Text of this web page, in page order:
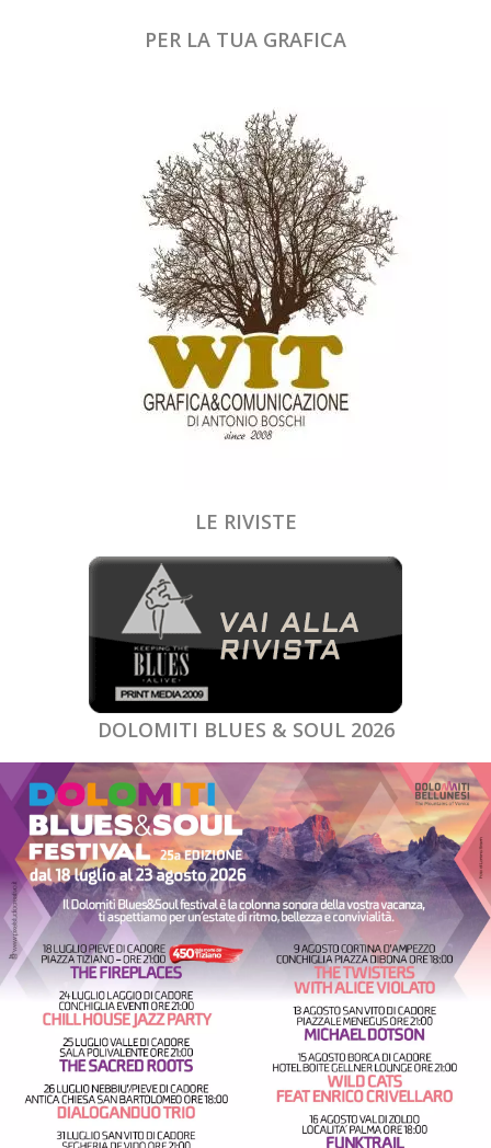
PER LA TUA GRAFICA
LE RIVISTE
DOLOMITI BLUES & SOUL 2026